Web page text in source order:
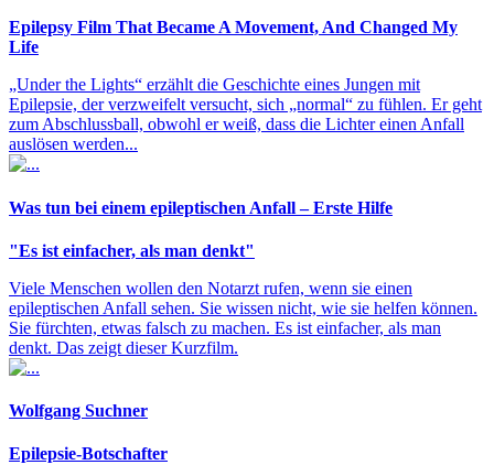
Epilepsy Film That Became A Movement, And Changed My
Life
„Under the Lights“ erzählt die Geschichte eines Jungen mit
Epilepsie, der verzweifelt versucht, sich „normal“ zu fühlen. Er geht
zum Abschlussball, obwohl er weiß, dass die Lichter einen Anfall
auslösen werden...
Was tun bei einem epileptischen Anfall – Erste Hilfe
"Es ist einfacher, als man denkt"
Viele Menschen wollen den Notarzt rufen, wenn sie einen
epileptischen Anfall sehen. Sie wissen nicht, wie sie helfen können.
Sie fürchten, etwas falsch zu machen. Es ist einfacher, als man
denkt. Das zeigt dieser Kurzfilm.
Wolfgang Suchner
Epilepsie-Botschafter